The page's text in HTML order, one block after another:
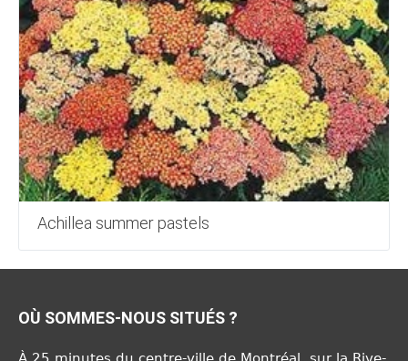
Achillea summer pastels
OÙ SOMMES-NOUS SITUÉS ?